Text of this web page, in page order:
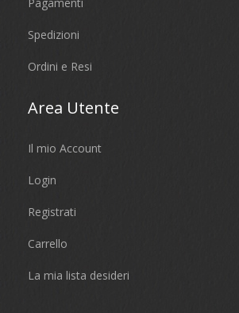
Spedizioni
Ordini e Resi
Area Utente
Il mio Account
Login
Registrati
Carrello
La mia lista desideri